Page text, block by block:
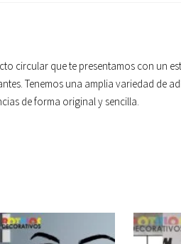
circular que te presentamos con un
Tenemos una amplia variedad de
de forma original y sencilla.